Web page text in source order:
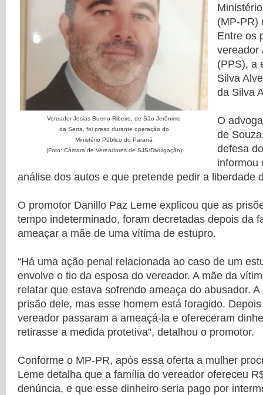
Vereador Josias Bueno Ribeiro, de São Jerônimo
da Serra, foi preso durante operação do
Ministério Público do Paraná
(Foto: Câmara de Vereadores de SJS/Divulgação)
(MP-PR)
Entre os
vereador
(PPS), a
Silva
da Silva
O
de
defesa
informou
análise dos autos e que pretende pedir a liberdade
O promotor Danillo Paz Leme explicou que as
tempo indeterminado, foram decretadas depois da
ameaçar a mãe de uma vítima de estupro.
“Há uma ação penal relacionada ao caso de um
envolve o tio da esposa do vereador. A mãe da
relatar que estava sofrendo ameaça do abusador.
prisão dele, mas esse homem está foragido.
vereador passaram a ameaçá-la e ofereceram
retirasse a medida protetiva”, detalhou o promotor.
Conforme o MP-PR, após essa oferta a mulher
Leme detalha que a família do vereador ofereceu
denúncia, e que esse dinheiro seria pago por